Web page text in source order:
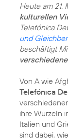
Heute am 21.
kulturellen
Telefónica
und
beschäftigt
Von A wie
Telefónica
ihre Wurzeln
Italien und
sind dabei,